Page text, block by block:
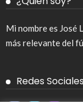
Mi nombre es José
más relevante del
Redes Sociales